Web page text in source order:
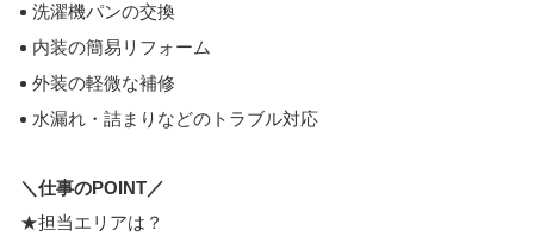
洗濯機パンの交換
内装の簡易リフォーム
外装の軽微な補修
水漏れ・詰まりなどのトラブル対応
＼仕事のPOINT／
★担当エリアは？